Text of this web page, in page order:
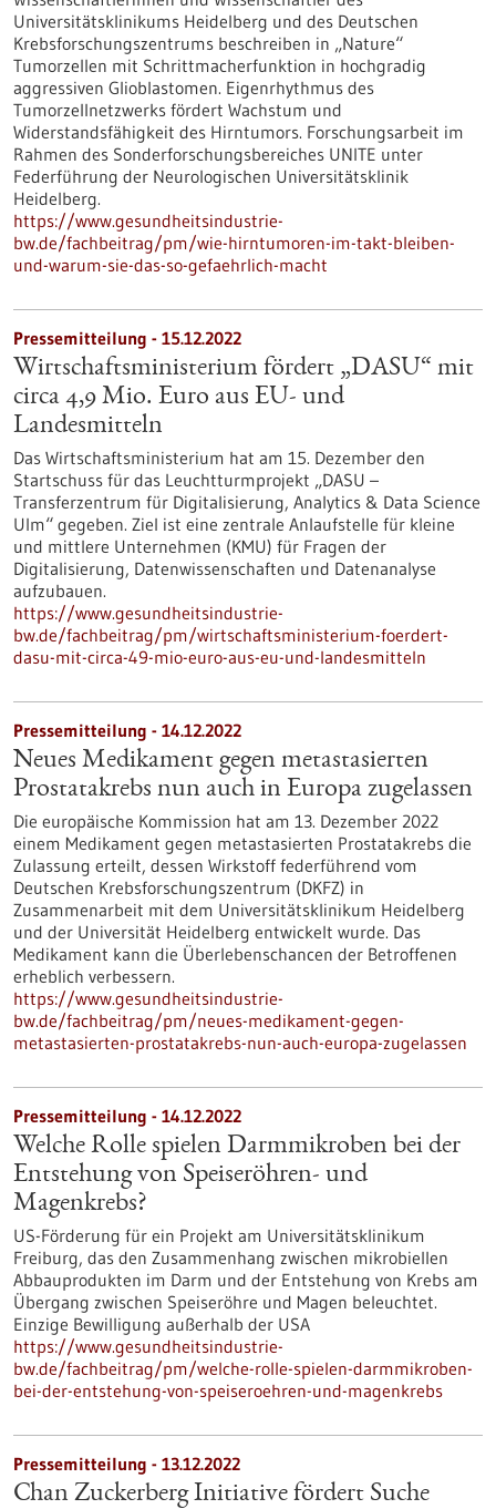
Universitätsklinikums Heidelberg und des Deutschen
Krebsforschungszentrums beschreiben in „Nature“
Tumorzellen mit Schrittmacherfunktion in hochgradig
aggressiven Glioblastomen. Eigenrhythmus des
Tumorzellnetzwerks fördert Wachstum und
Widerstandsfähigkeit des Hirntumors. Forschungsarbeit im
Rahmen des Sonderforschungsbereiches UNITE unter
Federführung der Neurologischen Universitätsklinik
Heidelberg.
https://www.gesundheitsindustrie-
bw.de/fachbeitrag/pm/wie-hirntumoren-im-takt-bleiben-
und-warum-sie-das-so-gefaehrlich-macht
Pressemitteilung - 15.12.2022
Wirtschaftsministerium fördert „DASU“ mit
circa 4,9 Mio. Euro aus EU- und
Landesmitteln
Das Wirtschaftsministerium hat am 15. Dezember den
Startschuss für das Leuchtturmprojekt „DASU –
Transferzentrum für Digitalisierung, Analytics & Data Science
Ulm“ gegeben. Ziel ist eine zentrale Anlaufstelle für kleine
und mittlere Unternehmen (KMU) für Fragen der
Digitalisierung, Datenwissenschaften und Datenanalyse
aufzubauen.
https://www.gesundheitsindustrie-
bw.de/fachbeitrag/pm/wirtschaftsministerium-foerdert-
dasu-mit-circa-49-mio-euro-aus-eu-und-landesmitteln
Pressemitteilung - 14.12.2022
Neues Medikament gegen metastasierten
Prostatakrebs nun auch in Europa zugelassen
Die europäische Kommission hat am 13. Dezember 2022
einem Medikament gegen metastasierten Prostatakrebs die
Zulassung erteilt, dessen Wirkstoff federführend vom
Deutschen Krebsforschungszentrum (DKFZ) in
Zusammenarbeit mit dem Universitätsklinikum Heidelberg
und der Universität Heidelberg entwickelt wurde. Das
Medikament kann die Überlebenschancen der Betroffenen
erheblich verbessern.
https://www.gesundheitsindustrie-
bw.de/fachbeitrag/pm/neues-medikament-gegen-
metastasierten-prostatakrebs-nun-auch-europa-zugelassen
Pressemitteilung - 14.12.2022
Welche Rolle spielen Darmmikroben bei der
Entstehung von Speiseröhren- und
Magenkrebs?
US-Förderung für ein Projekt am Universitätsklinikum
Freiburg, das den Zusammenhang zwischen mikrobiellen
Abbauprodukten im Darm und der Entstehung von Krebs am
Übergang zwischen Speiseröhre und Magen beleuchtet.
Einzige Bewilligung außerhalb der USA
https://www.gesundheitsindustrie-
bw.de/fachbeitrag/pm/welche-rolle-spielen-darmmikroben-
bei-der-entstehung-von-speiseroehren-und-magenkrebs
Pressemitteilung - 13.12.2022
Chan Zuckerberg Initiative fördert Suche